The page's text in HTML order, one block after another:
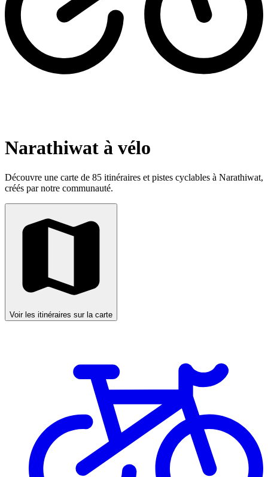
Narathiwat à vélo
Découvre une carte de 85 itinéraires et pistes cyclables à Narathiwat,
créés par notre communauté.
Voir les itinéraires sur la carte